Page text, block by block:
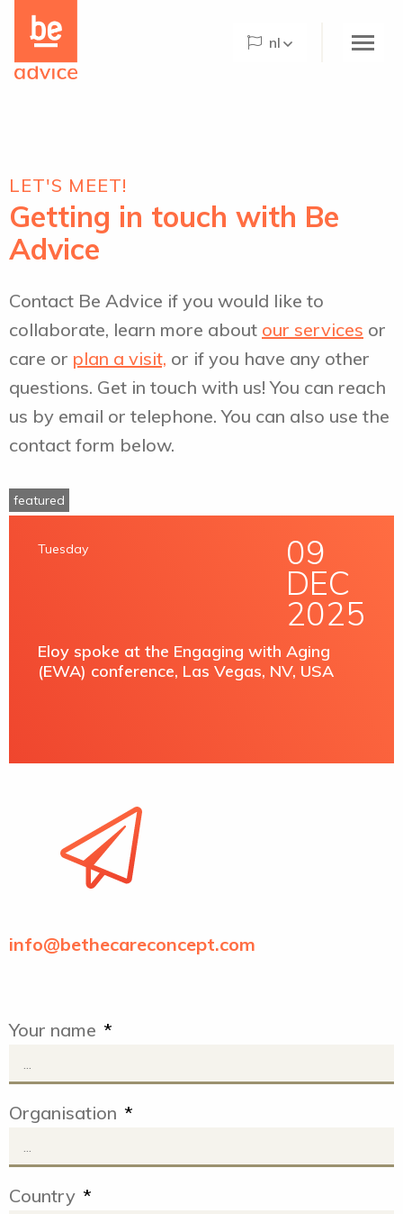
the
care
concept
Be Advice Paradigm©
What we do
Projects
The Hogeweyk
News
Agenda
nl
LET'S MEET!
Getting in touch with Be
Advice
Contact Be Advice if you would like to
collaborate, learn more about our services or
care or plan a visit, or if you have any other
questions. Get in touch with us! You can reach
us by email or telephone. You can also use the
contact form below.
featured
Tuesday 09
DEC
2025
Eloy spoke at the Engaging with Aging
(EWA) conference, Las Vegas, NV, USA
info@bethecareconcept.com
Your name *
Organisation *
Country *